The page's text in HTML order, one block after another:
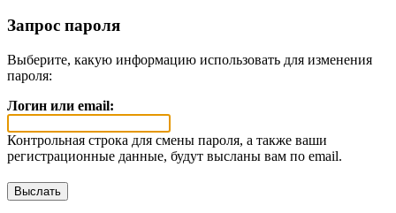
Запрос пароля
Выберите, какую информацию использовать для изменения
пароля:
Логин или email:
Контрольная строка для смены пароля, а также ваши
регистрационные данные, будут высланы вам по email.